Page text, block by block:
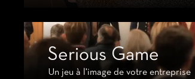
Serious Game
Un jeu à l'image de votre entreprise